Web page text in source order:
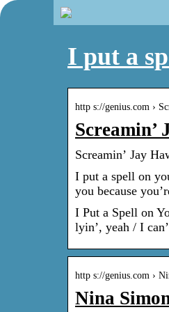
I put a
http s://genius.com ›
Screamin’
Screamin’ Jay
I put a spell on
you because
I Put a Spell on
lyin’, yeah / I
http s://genius.com ›
Nina